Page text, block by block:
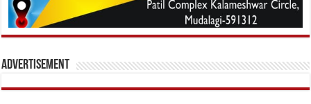
Advertisement